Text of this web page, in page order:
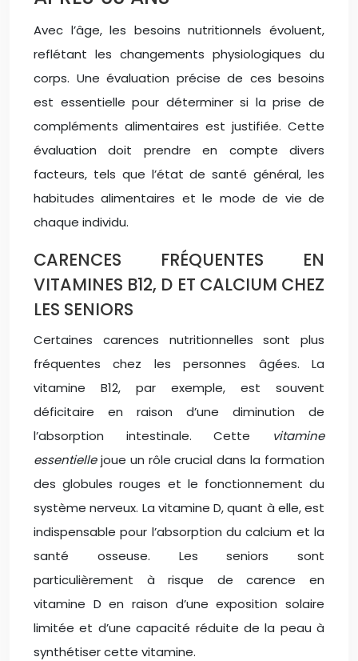
Avec l’âge, les besoins nutritionnels évoluent,
reflétant les changements physiologiques du
corps. Une évaluation précise de ces besoins
est essentielle pour déterminer si la prise de
compléments alimentaires est justifiée. Cette
évaluation doit prendre en compte divers
facteurs, tels que l’état de santé général, les
habitudes alimentaires et le mode de vie de
chaque individu.
CARENCES FRÉQUENTES EN
VITAMINES B12, D ET CALCIUM CHEZ
LES SENIORS
Certaines carences nutritionnelles sont plus
fréquentes chez les personnes âgées. La
vitamine B12, par exemple, est souvent
déficitaire en raison d’une diminution de
l’absorption intestinale. Cette vitamine
essentiellejoue un rôle crucial dans la formation
des globules rouges et le fonctionnement du
système nerveux. La vitamine D, quant à elle, est
indispensable pour l’absorption du calcium et la
santé osseuse. Les seniors sont
particulièrement à risque de carence en
vitamine D en raison d’une exposition solaire
limitée et d’une capacité réduite de la peau à
synthétiser cette vitamine.